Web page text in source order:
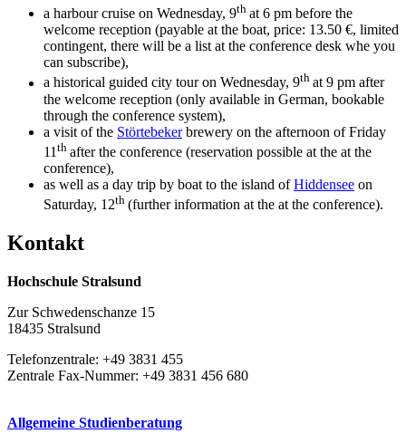
a harbour cruise on Wednesday, 9th at 6 pm before the
welcome reception (payable at the boat, price: 13.50 €, limited
contingent, there will be a list at the conference desk whe you
can subscribe),
a historical guided city tour on Wednesday, 9th at 9 pm after
the welcome reception (only available in German, bookable
through the conference system),
a visit of the Störtebekerbrewery on the afternoon of Friday
11 th after the conference (reservation possible at the at the
conference),
as well as a day trip by boat to the island ofHiddensee on
Saturday, 12th (further information at the at the conference).
Kon­takt
Hochschule Stralsund
Zur Schwedenschanze 15
18435 Stralsund
Telefonzentrale: +49 3831 455
Zentrale Fax-Nummer: +49 3831 456 680
Allgemeine Studienberatung